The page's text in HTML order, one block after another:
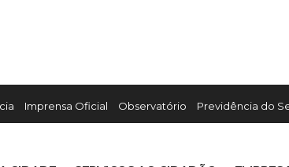
Imprensa Oficial Observatório Previdência do